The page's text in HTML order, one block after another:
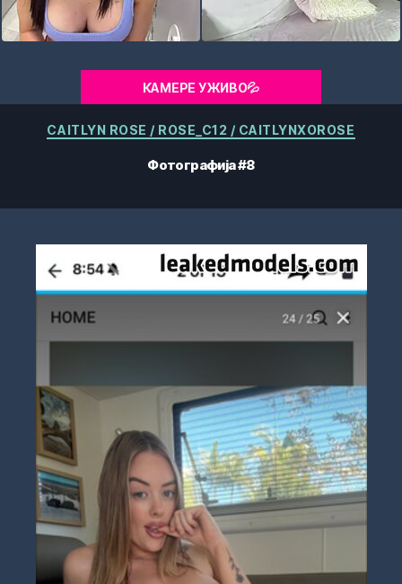
КАМЕРЕ УЖИВО💦
Категорије
CAITLYN ROSE / ROSE_C12 / CAITLYNXOROSE
Фотографија #8